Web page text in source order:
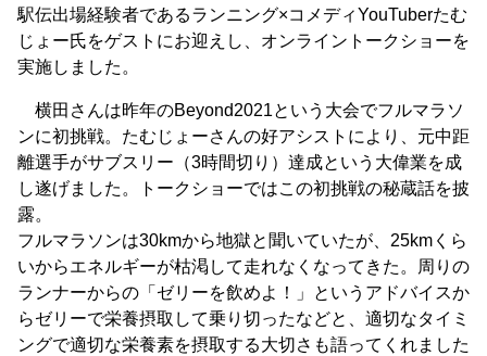
駅伝出場経験者であるランニング×コメディYouTuberたむ
じょー氏をゲストにお迎えし、オンライントークショーを
実施しました。
横田さんは昨年のBeyond2021という大会でフルマラソ
ンに初挑戦。たむじょーさんの好アシストにより、元中距
離選手がサブスリー（3時間切り）達成という大偉業を成
し遂げました。トークショーではこの初挑戦の秘蔵話を披
露。
フルマラソンは30kmから地獄と聞いていたが、25kmくら
いからエネルギーが枯渇して走れなくなってきた。周りの
ランナーからの「ゼリーを飲めよ！」というアドバイスか
らゼリーで栄養摂取して乗り切ったなどと、適切なタイミ
ングで適切な栄養素を摂取する大切さも語ってくれました